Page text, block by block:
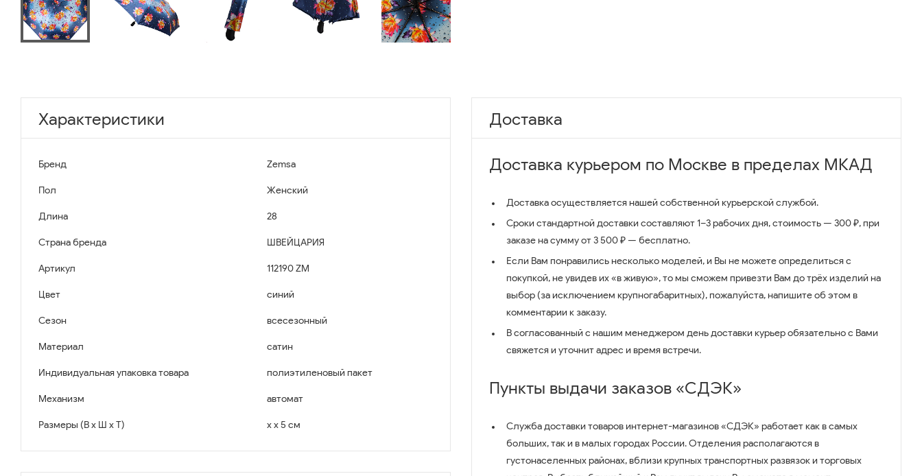
Характеристики
Бренд Zemsa
Пол Женский
Длина 28
Страна бренда ШВЕЙЦАРИЯ
Артикул 112190 ZM
Цвет синий
Сезон всесезонный
Материал сатин
Индивидуальная упаковка товара полиэтиленовый пакет
Механизм автомат
Размеры (В x Ш x Т) x x 5 см
Доставка
Доставка курьером по Москве в пределах МКАД
Доставка осуществляется нашей собственной курьерской службой.
Сроки стандартной доставки составляют 1–3 рабочих дня, стоимость — 300 ₽, при
заказе на сумму от 3 500 ₽ — бесплатно.
Если Вам понравились несколько моделей, и Вы не можете определиться с
покупкой, не увидев их «в живую», то мы сможем привезти Вам до трёх изделий на
выбор (за исключением крупногабаритных), пожалуйста, напишите об этом в
комментарии к заказу.
В согласованный с нашим менеджером день доставки курьер обязательно с Вами
свяжется и уточнит адрес и время встречи.
Пункты выдачи заказов «СДЭК»
Служба доставки товаров интернет-магазинов «СДЭК» работает как в самых
больших, так и в малых городах России. Отделения располагаются в
густонаселенных районах, вблизи крупных транспортных развязок и торговых